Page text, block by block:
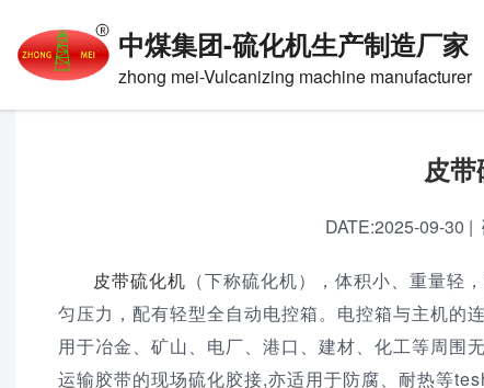
中煤集团-硫化机生产制造厂家
zhong mei-Vulcanizing machine manufacturer
首页>产品百科
皮
DATE:2025-09-30 |
皮带硫化机 （下称硫化机），体积小、重量轻
匀压力，配有轻型全自动电控箱。电控箱与主机的
用于冶金、矿山、电厂、港口、建材、化工等周围
运输胶带的现场硫化胶接,亦适用于防腐、耐热等